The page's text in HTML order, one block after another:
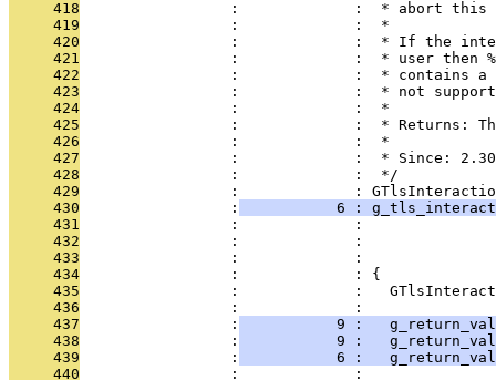
     418
:             :  * abort
     419
                 :             :  *
     420
:             :  * If the
     421
:             :  * user then
     422
:             :  * contains
     423
:             :  * not
     424
                 :             :  *
     425
:             :  * Returns:
     426
                 :             :  *
     427
                 :             :  * Since: 2.30
     428
                 :             :  */
     429
:             :
     430
                 :
6 :
     431
:             :
     432
:             :
     433
:             :
     434
                 :             : {
     435
:             :
     436
                 :             :
     437
                 :
9 :
     438
                 :
9 :
     439
                 :
6 :
     440
                 :             :